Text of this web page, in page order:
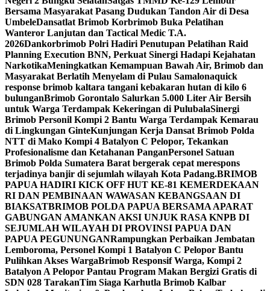
Bersama Masyarakat Pasang Dudukan Tandon Air di Desa
UmbeleDansatlat Brimob Korbrimob Buka Pelatihan
Wanteror Lanjutan dan Tactical Medic T.A.
2026Dankorbrimob Polri Hadiri Penutupan Pelatihan Raid
Planning Execution BNN, Perkuat Sinergi Hadapi Kejahatan
NarkotikaMeningkatkan Kemampuan Bawah Air, Brimob dan
Masyarakat Berlatih Menyelam di Pulau Samalonaquick
response brimob kaltara tangani kebakaran hutan di kilo 6
bulunganBrimob Gorontalo Salurkan 5.000 Liter Air Bersih
untuk Warga Terdampak Kekeringan di PulubalaSinergi
Brimob Personil Kompi 2 Bantu Warga Terdampak Kemarau
di Lingkungan GinteKunjungan Kerja Dansat Brimob Polda
NTT di Mako Kompi 4 Batalyon C Pelopor, Tekankan
Profesionalisme dan Ketahanan PanganPersonel Satuan
Brimob Polda Sumatera Barat bergerak cepat merespons
terjadinya banjir di sejumlah wilayah Kota Padang.BRIMOB
PAPUA HADIRI KICK OFF HUT KE-81 KEMERDEKAAN
RI DAN PEMBINAAN WAWASAN KEBANGSAAN DI
BIAKSATBRIMOB POLDA PAPUA BERSAMA APARAT
GABUNGAN AMANKAN AKSI UNJUK RASA KNPB DI
SEJUMLAH WILAYAH DI PROVINSI PAPUA DAN
PAPUA PEGUNUNGANRampungkan Perbaikan Jembatan
Lemboroma, Personel Kompi 1 Batalyon C Pelopor Bantu
Pulihkan Akses WargaBrimob Responsif Warga, Kompi 2
Batalyon A Pelopor Pantau Program Makan Bergizi Gratis di
SDN 028 TarakanTim Siaga Karhutla Brimob Kalbar